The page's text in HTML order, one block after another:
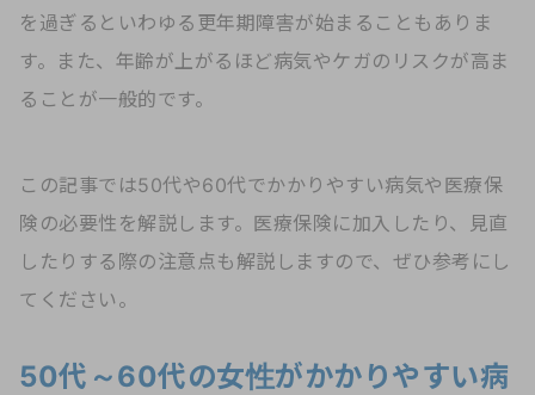
を過ぎるといわゆる更年期障害が始まることもありま
す。また、年齢が上がるほど病気やケガのリスクが高ま
ることが一般的です。
この記事では50代や60代でかかりやすい病気や医療保
険の必要性を解説します。医療保険に加入したり、見直
したりする際の注意点も解説しますので、ぜひ参考にし
てください。
50代～60代の女性がかかりやすい病